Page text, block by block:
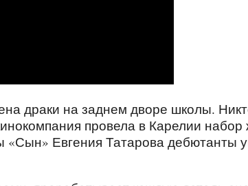
драки на заднем дворе школы.
провела в Карелии
Евгения Татарова дебютанты